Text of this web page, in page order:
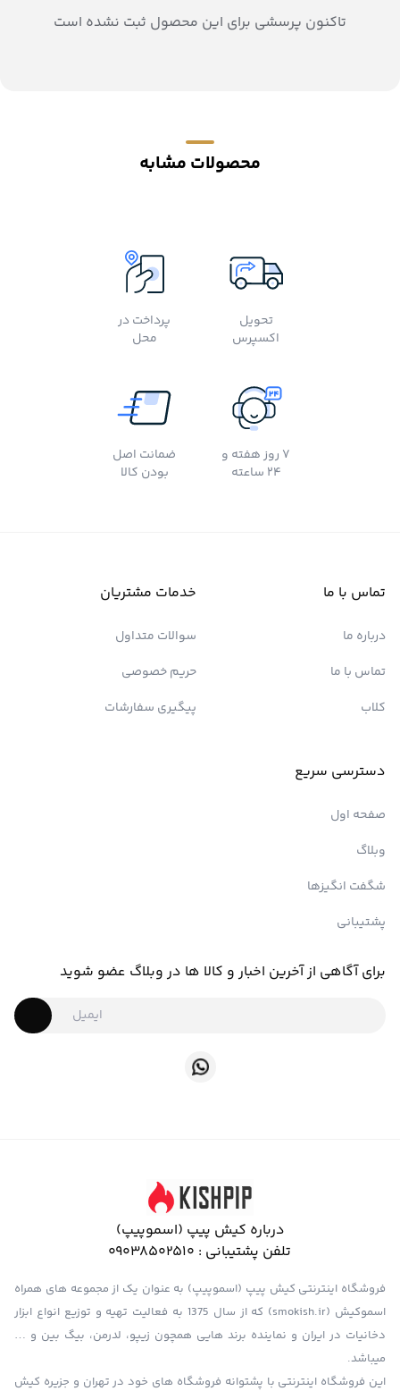
تاکنون پرسشی برای این محصول ثبت نشده است
محصولات مشابه
تحویل
اکسپرس
پرداخت در
محل
7 روز هفته و
24 ساعته
ضمانت اصل
بودن کالا
تماس با ما
درباره ما
تماس با ما
کلاب
خدمات مشتریان
سوالات متداول
حریم خصوصی
پیگیری سفارشات
دسترسی سریع
صفحه اول
وبلاگ
شگفت انگیزها
پشتیبانی
برای آگاهی از آخرین اخبار و کالا ها در وبلاگ عضو شوید
درباره کیش پیپ (اسموپیپ)
تلفن پشتیبانی : 09038502510
فروشگاه اینترنتی کیش پیپ (اسموپیپ) به عنوان یک از مجموعه های همراه
اسموکیش (smokish.ir) که از سال 1375 به فعالیت تهیه و توزیع انواع ابزار
دخانیات در ایران و نماینده برند هایی همچون زیپو، لدرمن، بیگ بین و …
میباشد.
این فروشگاه اینترنتی با پشتوانه فروشگاه های خود در تهران و جزیره کیش